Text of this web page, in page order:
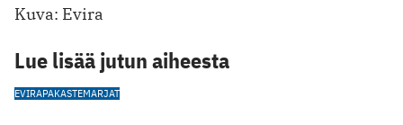
Kuva: Evira
Lue lisää jutun aiheesta
EVIRAPAKASTEMARJAT